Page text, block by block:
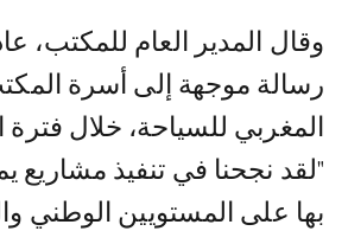
وقال المدير العام للمكتب، عادل الفقير، في
رسالة موجهة إلى أسرة
المغربي للسياحة، خلال
"لقد نجحنا في تنفيذ مشاريع
بها على المستويين الوطني